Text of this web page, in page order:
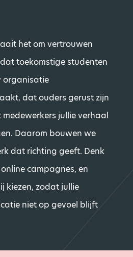
het om vertrouwen
toekomstige studenten
organisatie
dat ouders gerust zijn
jullie verhaal
Daarom bouwen we
dat richting geeft. Denk
campagnes, en
kiezen, zodat jullie
niet op gevoel blijft